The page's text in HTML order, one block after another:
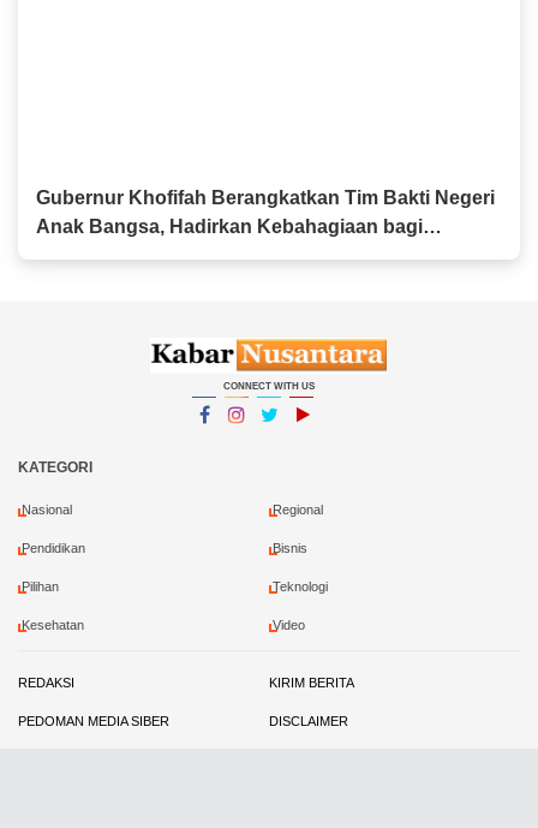
Gubernur Khofifah Berangkatkan Tim Bakti Negeri
Anak Bangsa, Hadirkan Kebahagiaan bagi
Keluarga Pahlawan dan Perintis Kemerdekaan
CONNECT WITH US
KATEGORI
Nasional Regional
Pendidikan Bisnis
Pilihan Teknologi
Kesehatan Video
REDAKSI KIRIM BERITA
PEDOMAN MEDIA SIBER DISCLAIMER